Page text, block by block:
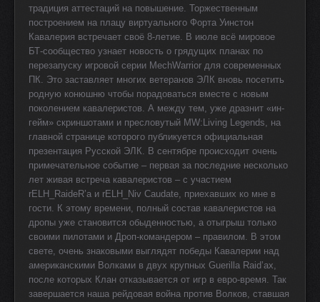
традиция аттестаций на повышение. Торжественным
построением на плацу виртуального Форта Уинстон
Кавалерия встречает своё 8-летие. В июле всё мировое
БТ-сообщество узнает новость о грядущих планах по
перезапуску игровой серии MechWarrior для современных
ПК. Это заставляет многих ветеранов ЭЛК вновь посетить
родную конюшню чтобы порадоваться вместе с новым
поколением кавалеристов. А между тем, уже дразнит «ин-
гейм» скриншотами и пресловутый MW:Living Legends, на
главной странице которого публикуется официальная
презентация Русской ЭЛК. В сентябре происходит очень
примечательное событие – первая за последние несколько
лет живая встреча кавалеристов – с участием
rELH_RaideR’а и rELH_Niv Caudate, приехавших ко мне в
гости. К этому времени, полный состав кавалеристов на
дропы уже становится обыденностью, а отыгрыш только
своими пилотами и Дроп-командером – правилом. В этом
свете, очень знаковыми выглядят победы Кавалерии над
американскими Волками в двух крупных Guerilla Raid’ах,
после которых Клан отказывается от игр в евро-время. Так
завершается наша рейдовая война против Волков, ставшая